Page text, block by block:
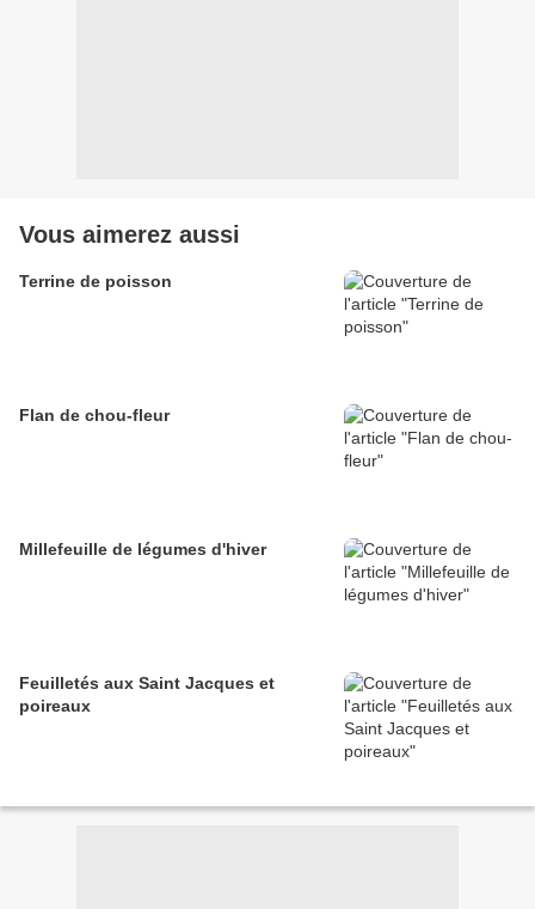
Vous aimerez aussi
Terrine de poisson
Flan de chou-fleur
Millefeuille de légumes d'hiver
Feuilletés aux Saint Jacques et
poireaux